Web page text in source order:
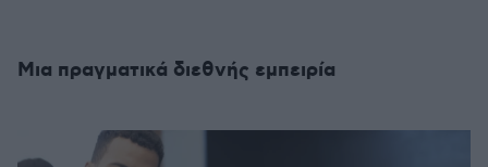
Μια πραγματικά διεθνής εμπειρία